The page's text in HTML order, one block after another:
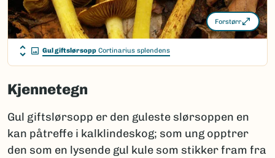
Forstørr
Gul giftslørsopp Cortinarius splendens
Kjennetegn
Gul giftslørsopp er den guleste slørsoppen en
kan påtreffe i kalklindeskog; som ung opptrer
den som en lysende gul kule som stikker fram fra